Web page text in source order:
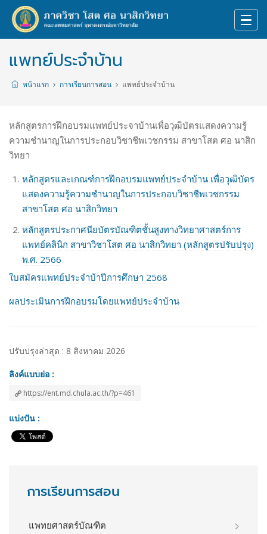
แพทย์ประจำบ้าน
หน้าแรก การเรียนการสอน แพทย์ประจำบ้าน
หลักสูตรการฝึกอบรมแพทย์ประจาบ้านเพื่อวุฒิบัตรแสดงความรู้
ความชำนาญในการประกอบวิชาชีพเวชกรรม สาขาโสต ศอ นาสิก
วิทยา
หลักสูตรและเกณฑ์การฝึกอบรมแพทย์ประจำบ้าน เพื่อวุฒิบัตร
แสดงความรู้ความชำนาญในการประกอบวิชาชีพเวชกรรม
สาขาโสต ศอ นาสิกวิทยา
หลักสูตรประกาศนียบัตรบัณฑิตชั้นสูงทางวิทยาศาสตร์การ
แพทย์คลินิก สาขาวิชาโสต ศอ นาสิกวิทยา (หลักสูตรปรับปรุง)
พ.ศ. 2566
ใบสมัครแพทย์ประจำบ้าปีการศึกษา 2568
ผลประเมินการฝึกอบรมโดยแพทย์ประจำบ้าน
ปรับปรุงล่าสุด : 8 สิงหาคม 2026
ลิงค์แบบย่อ :
https://ent.md.chula.ac.th/?p=461
แบ่งปัน :
การเรียนการสอน
แพทยศาสตร์บัณฑิต